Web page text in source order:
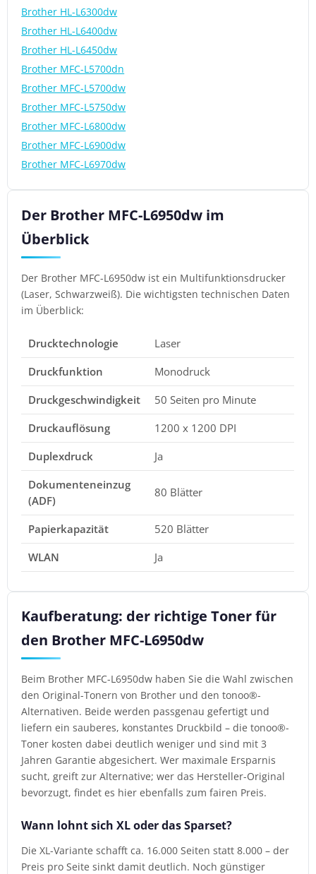
Brother HL-L6300dw
Brother HL-L6400dw
Brother HL-L6450dw
Brother MFC-L5700dn
Brother MFC-L5700dw
Brother MFC-L5750dw
Brother MFC-L6800dw
Brother MFC-L6900dw
Brother MFC-L6970dw
Der Brother MFC-L6950dw im
Überblick
Der Brother MFC-L6950dw ist ein Multifunktionsdrucker
(Laser, Schwarzweiß). Die wichtigsten technischen Daten
im Überblick:
Drucktechnologie
Laser
Druckfunktion
Monodruck
Druckgeschwindigkeit
50 Seiten pro Minute
Druckauflösung
1200 x 1200 DPI
Duplexdruck
Ja
Dokumenteneinzug
(ADF)
80 Blätter
Papierkapazität
520 Blätter
WLAN
Ja
Kaufberatung: der richtige Toner für
den Brother MFC-L6950dw
Beim Brother MFC-L6950dw haben Sie die Wahl zwischen
den Original-Tonern von Brother und den tonoo®-
Alternativen. Beide werden passgenau gefertigt und
liefern ein sauberes, konstantes Druckbild – die tonoo®-
Toner kosten dabei deutlich weniger und sind mit 3
Jahren Garantie abgesichert. Wer maximale Ersparnis
sucht, greift zur Alternative; wer das Hersteller-Original
bevorzugt, findet es hier ebenfalls zum fairen Preis.
Wann lohnt sich XL oder das Sparset?
Die XL-Variante schafft ca. 16.000 Seiten statt 8.000 – der
Preis pro Seite sinkt damit deutlich. Noch günstiger